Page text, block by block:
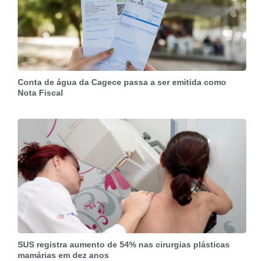
Conta de água da Cagece passa a ser emitida como
Nota Fiscal
SUS registra aumento de 54% nas cirurgias plásticas
mamárias em dez anos